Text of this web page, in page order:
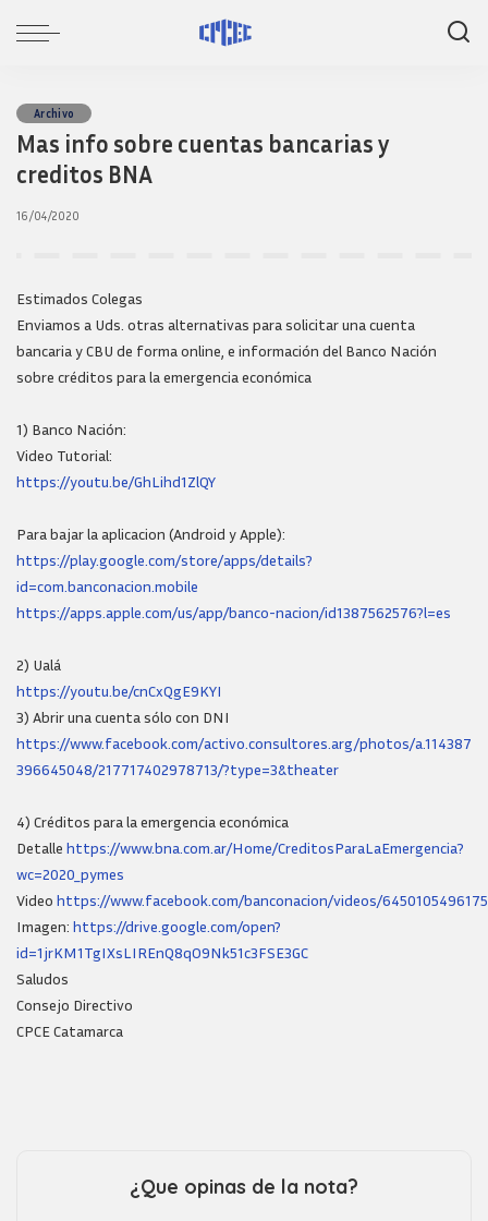
Archivo
Mas info sobre cuentas bancarias y
creditos BNA
16/04/2020
Estimados Colegas
Enviamos a Uds. otras alternativas para solicitar una cuenta
bancaria y CBU de forma online, e información del Banco Nación
sobre créditos para la emergencia económica
1) Banco Nación:
Video Tutorial:
https://youtu.be/GhLihd1ZlQY
Para bajar la aplicacion (Android y Apple):
https://play.google.com/store/apps/details?
id=com.banconacion.mobile
https://apps.apple.com/us/app/banco-nacion/id1387562576?l=es
2) Ualá
https://youtu.be/cnCxQgE9KYI
3) Abrir una cuenta sólo con DNI
https://www.facebook.com/activo.consultores.arg/photos/a.114387
396645048/217717402978713/?type=3&theater
4) Créditos para la emergencia económica
Detalle https://www.bna.com.ar/Home/CreditosParaLaEmergencia?
wc=2020_pymes
Video https://www.facebook.com/banconacion/videos/
Imagen: https://drive.google.com/open?
id=1jrKM1TgIXsLIREnQ8qO9Nk51c3FSE3GC
Saludos
Consejo Directivo
CPCE Catamarca
¿Que opinas de la nota?